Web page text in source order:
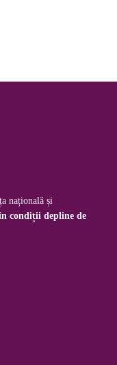
națională și
condiții depline de